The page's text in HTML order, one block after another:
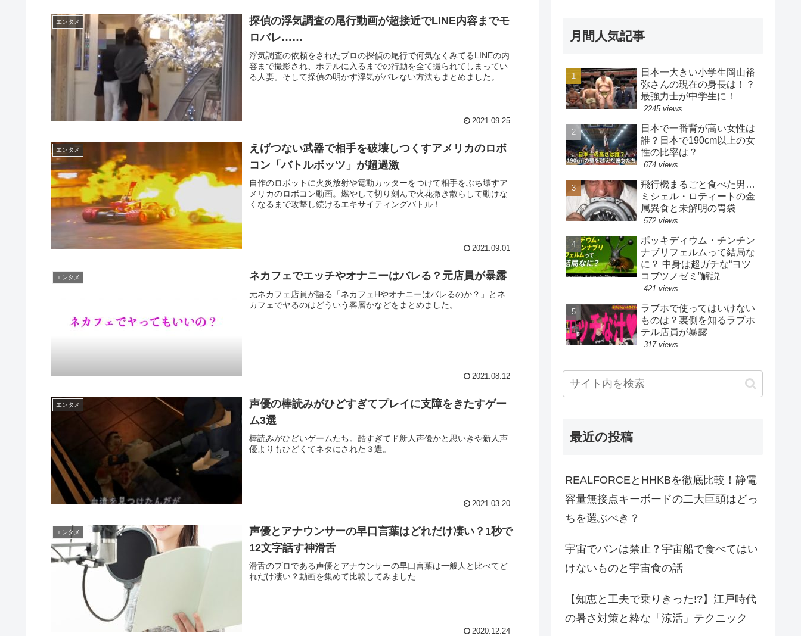
エンタメ
探偵の浮気調査の尾行動画が超接近でLINE内容までモ
ロバレ……
浮気調査の依頼をされたプロの探偵の尾行で何気なくみてるLINEの内
容まで撮影され、ホテルに入るまでの行動を全て撮られてしまってい
る人妻。そして探偵の明かす浮気がバレない方法もまとめました。
2021.09.25
エンタメ
えげつない武器で相手を破壊しつくすアメリカのロボ
コン「バトルボッツ」が超過激
自作のロボットに火炎放射や電動カッターをつけて相手をぶち壊すア
メリカのロボコン動画。燃やして切り刻んで火花撒き散らして動けな
くなるまで攻撃し続けるエキサイティングバトル！
2021.09.01
エンタメ ネカフェでエッチやオナニーはバレる？元店員が暴露
元ネカフェ店員が語る「ネカフェHやオナニーはバレるのか？」とネ
カフェでヤるのはどういう客層かなどをまとめました。
2021.08.12
エンタメ
声優の棒読みがひどすぎてプレイに支障をきたすゲー
ム3選
棒読みがひどいゲームたち。酷すぎてド新人声優かと思いきや新人声
優よりもひどくてネタにされた３選。
2021.03.20
エンタメ
声優とアナウンサーの早口言葉はどれだけ凄い？1秒で
12文字話す神滑舌
滑舌のプロである声優とアナウンサーの早口言葉は一般人と比べてど
れだけ凄い？動画を集めて比較してみました
2020.12.24
月間人気記事
日本一大きい小学生岡山裕
弥さんの現在の身長は！？
最強力士が中学生に！
2245 views
日本で一番背が高い女性は
誰？日本で190cm以上の女
性の比率は？
674 views
飛行機まるごと食べた男…
ミシェル・ロティートの金
属異食と未解明の胃袋
572 views
ボッキディウム・チンチン
ナブリフェルムって結局な
に？ 中身は超ガチな“ヨツ
コブツノゼミ”解説
421 views
ラブホで使ってはいけない
ものは？裏側を知るラブホ
テル店員が暴露
317 views
最近の投稿
REALFORCEとHHKBを徹底比較！静電
容量無接点キーボードの二大巨頭はどっ
ちを選ぶべき？
宇宙でパンは禁止？宇宙船で食べてはい
けないものと宇宙食の話
【知恵と工夫で乗りきった!?】江戸時代
の暑さ対策と粋な「涼活」テクニック